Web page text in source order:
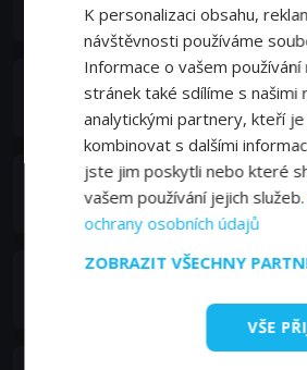
Stephanie Diane Starlet
Izi Snowden
K personalizaci obsahu,
návštěvnosti používáme
Informace o vašem používání
stránek také sdílíme s našimi
analytickými partnery, kteří
kombinovat s dalšími
jste jim poskytli nebo které
vašem používání jejich služeb.
ochrany osobních údajů
ZOBRAZIT VŠECHNY
VŠE